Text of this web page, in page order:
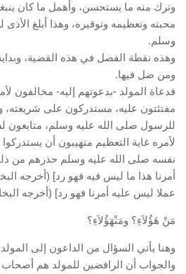
وترك منه ما يستحسن، وأهمل ما كان
محبته وتعظيمه وتوقيره، وهذا أبلغ
وسلم.
وهذه نقطة الفصل في هذه القضية،
ومن ضل فيها.
فدعاة المولد -بدعوتهم إليه- مخالفون
مفتئتون عليه، مستدركون على شريعته،
للرسول صلى الله عليه وسلم، متابعون
لأمره غاية التعظيم متهيبون أن يستدركوا
نفسه صلى الله عليه وسلم حذرهم من
أمرنا هذا ما ليس فيه فهو رد] (أخرجه
عملا ليس عليه أمرنا فهو رد] (أخرجه
مَنْ هَؤُلاَءِ؟ ومَنْهَؤُلاَءِ؟
وهنا يأتي السؤال من الداعون إلى
والجواب أن الرافضين للمولد هم